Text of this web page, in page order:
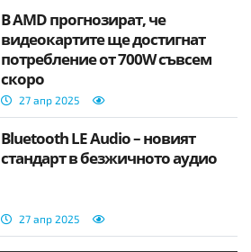
В AMD прогнозират, че
видеокартите ще достигнат
потребление от 700W съвсем
скоро
27 апр 2025
Bluetooth LE Audio – новият
стандарт в безжичното аудио
27 апр 2025